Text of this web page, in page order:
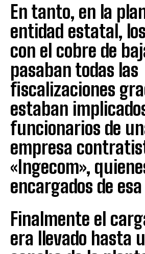
En tanto, en la
entidad estatal,
con el cobre de
pasaban todas las
fiscalizaciones
estaban
funcionarios de
empresa
«Ingecom»,
encargados de
Finalmente el
era llevado hasta